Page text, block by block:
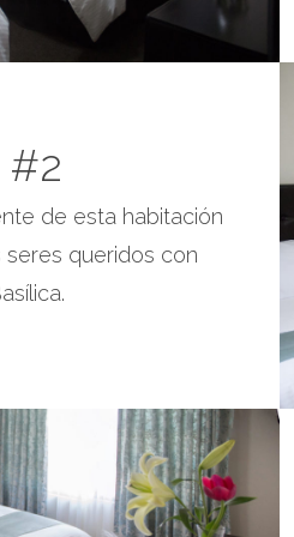
#2
de esta habitación
queridos con